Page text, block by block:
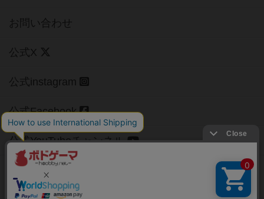
お問い合わせ
公式X
公式instagram
公式Facebook
公式YouTubeチャンネル